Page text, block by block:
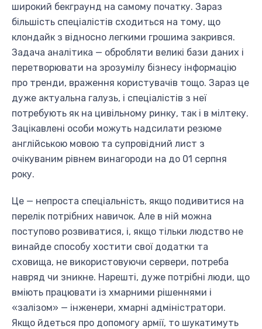
широкий бекграунд на самому початку. Зараз
більшість спеціалістів сходиться на тому, що
клондайк з відносно легкими грошима закрився.
Задача аналітика — обробляти великі бази даних і
перетворювати на зрозумілу бізнесу інформацію
про тренди, враження користувачів тощо. Зараз це
дуже актуальна галузь, і спеціалістів з неї
потребують як на цивільному ринку, так і в мілтеку.
Зацікавлені особи можуть надсилати резюме
англійською мовою та супровідний лист з
очікуваним рівнем винагороди на до 01 серпня
року.
Це — непроста спеціальність, якщо подивитися на
перелік потрібних навичок. Але в ній можна
поступово розвиватися, і, якщо тільки людство не
винайде способу хостити свої додатки та
сховища, не використовуючи сервери, потреба
навряд чи зникне. Нарешті, дуже потрібні люди, що
вміють працювати із хмарними рішеннями і
«залізом» — інженери, хмарні адміністратори.
Якщо йдеться про допомогу армії, то шукатимуть